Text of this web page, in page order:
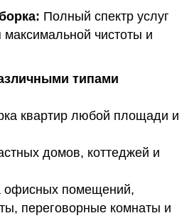
Полный спектр услуг
чистоты и
типами
квартир любой площади и
домов, коттеджей и
офисных помещений,
переговорные комнаты и